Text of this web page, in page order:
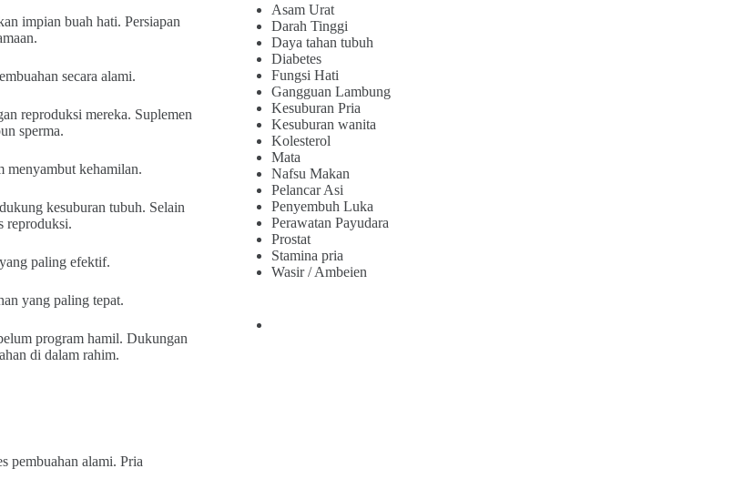
impian buah hati. Persiapan
secara alami.
reproduksi mereka. Suplemen
sperma.
menyambut kehamilan.
kesuburan tubuh. Selain
reproduksi.
paling efektif.
yang paling tepat.
program hamil. Dukungan
di dalam rahim.
pembuahan alami. Pria
Asam Urat
Darah Tinggi
Daya tahan tubuh
Diabetes
Fungsi Hati
Gangguan Lambung
Kesuburan Pria
Kesuburan wanita
Kolesterol
Mata
Nafsu Makan
Pelancar Asi
Penyembuh Luka
Perawatan Payudara
Prostat
Stamina pria
Wasir / Ambeien